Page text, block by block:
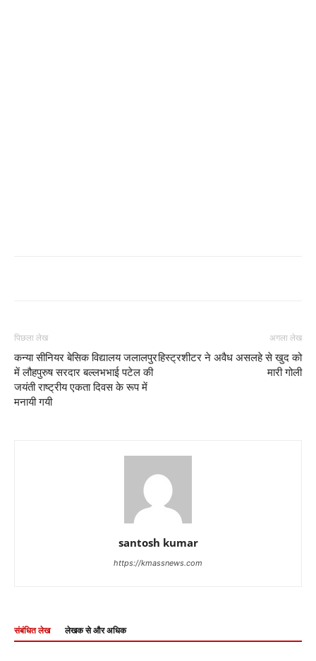
पिछला लेख
कन्या सीनियर बेसिक विद्यालय जलालपुर
में लौहपुरुष सरदार बल्लभभाई पटेल की
जयंती राष्ट्रीय एकता दिवस के रूप में
मनायी गयी
अगला लेख
हिस्ट्रशीटर ने अवैध असलहे से खुद को
मारी गोली
santosh kumar
https://kmassnews.com
संबंधित लेख लेखक से और अधिक